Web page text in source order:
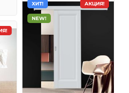
АКЦИЯ!
ХИТ!
NEW!